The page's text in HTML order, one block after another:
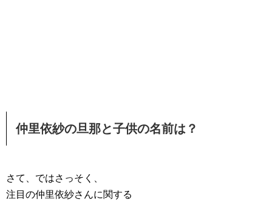
仲里依紗の旦那と子供の名前は？
さて、ではさっそく、
注目の仲里依紗さんに関する